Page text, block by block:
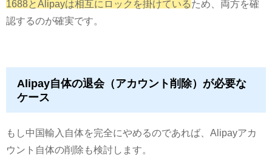
1688とAlipayは相互にロックを掛けているため、両方を確
認するのが確実です。
Alipay自体の退会（アカウント削除）が必要な
ケース
もし中国輸入自体を完全にやめるのであれば、Alipayアカ
ウント自体の削除も検討します。